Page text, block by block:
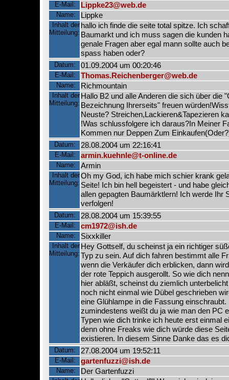
E-Mail: Lippke23@web.de
Name: Lippke
Inhalt der
Mitteilung:
hallo ich finde die seite total spitze. Ich
Baumarkt und ich muss sagen die kunden
genale Fragen aber egal mann sollte auch
spass haben oder?
Datum: 01.09.2004 um 00:20:46
E-Mail: Thomas.Reichenberger@web.de
Name: Richmountain
Inhalt der
Mitteilung:
Hallo B2 und alle Anderen die sich über die
Bezeichnung Ihrerseits" freuen
Neuste? Streichen,Lackieren&Tapezieren
!Was schlussfolgere ich daraus?In Meiner
Kommen nur Deppen Zum
Datum: 28.08.2004 um 22:16:41
E-Mail: armin.kuehnle@t-online.de
Name: Armin
Inhalt der
Mitteilung:
Oh my God, ich habe mich schier krank
Seite! Ich bin hell begeistert - und habe
allen gepagten Baumärktlern! Ich werde Ihr
verfolgen!
Datum: 28.08.2004 um 15:39:55
E-Mail: cm1972@ish.de
Name: Sixxkiller
Inhalt der
Mitteilung:
Hey Gottself, du scheinst ja ein richtiger
Typ zu sein. Auf dich fahren bestimmt alle
wenn die Verkäufer dich erblicken, dann
der rote Teppich ausgerollt. So wie dich
hier abläßt, scheinst du ziemlich
noch nicht einmal wie Dübel geschrieben
eine Glühlampe in die Fassung einschraubt.
zumindestens weißt du ja wie man den PC
Typen wie dich trinke ich heute erst einmal
denn ohne Freaks wie dich würde diese
existieren. In diesem Sinne Danke das es
Datum: 27.08.2004 um 19:52:11
E-Mail: gartenfuzzi@ish.de
Name: Der Gartenfuzzi